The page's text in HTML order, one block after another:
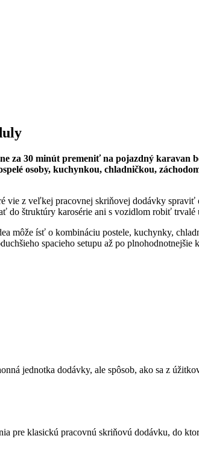
za 30 minút premeniť na pojazdný karavan
osoby, kuchynkou, chladničkou,
vie z veľkej pracovnej skriňovej dodávky spraviť
do štruktúry karosérie ani s vozidlom robiť trvalé
môže ísť o kombináciu postele, kuchynky,
spacieho setupu až po plnohodnotnejšie
jednotka dodávky, ale spôsob, ako sa z
pre klasickú pracovnú skriňovú dodávku, do